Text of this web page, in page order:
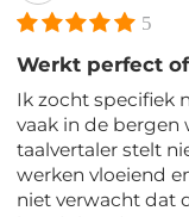
5
Werkt perfect
Ik zocht specifiek
vaak in de bergen
taalvertaler stelt
werken vloeiend
niet verwacht dat